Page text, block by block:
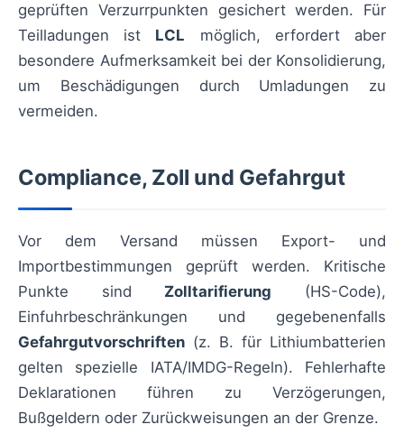
geprüften Verzurrpunkten gesichert werden. Für
Teilladungen ist LCL möglich, erfordert aber
besondere Aufmerksamkeit bei der Konsolidierung,
um Beschädigungen durch Umladungen zu
vermeiden.
Compliance, Zoll und Gefahrgut
Vor dem Versand müssen Export- und
Importbestimmungen geprüft werden. Kritische
Punkte sind Zolltarifierung (HS-Code),
Einfuhrbeschränkungen und gegebenenfalls
Gefahrgutvorschriften (z. B. für Lithiumbatterien
gelten spezielle IATA/IMDG-Regeln). Fehlerhafte
Deklarationen führen zu Verzögerungen,
Bußgeldern oder Zurückweisungen an der Grenze.